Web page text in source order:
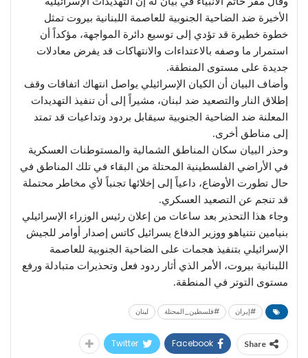
الأخيرة ضد الضاحية الجنوبية للعاصمة اللبنانية بيروت تمثل
خطوة خطيرة قد تؤدي إلى توسيع دائرة المواجهة، مؤكداً أن
استمرار ما وصفه بالاعتداءات والانتهاكات قد يفرض معادلات
جديدة على مستوى المنطقة.
وأضاف البيان أن الكيان الإسرائيلي يواصل انتهاك اتفاقات وقف
إطلاق النار والتصعيد ضد لبنان، مشيراً إلى أن تنفيذ التهديدات
المعلنة ضد الضاحية الجنوبية سيقابل بردود وتداعيات قد تمتد
إلى مناطق أخرى.
وحذر البيان سكان المناطق الشمالية والمستوطنات العسكرية
في الأراضي الفلسطينية المحتلة من البقاء في تلك المناطق في
حال تطورت الأوضاع، داعياً إلى إخلائها تجنباً لأي مخاطر محتملة
قد تنجم عن التصعيد العسكري.
وجاء هذا التحذير بعد ساعات من إعلان رئيس الوزراء الإسرائيلي
بنيامين نتنياهو ووزير الدفاع يسرائيل كاتس إصدار أوامر للجيش
الإسرائيلي بتنفيذ هجمات على الضاحية الجنوبية للعاصمة
اللبنانية بيروت، الأمر الذي أثار ردود فعل وتحذيرات متبادلة ورفع
مستوى التوتر في المنطقة.
#إيران #فلسطين_المحتلة لبنان
Share
Facebook
Twitter